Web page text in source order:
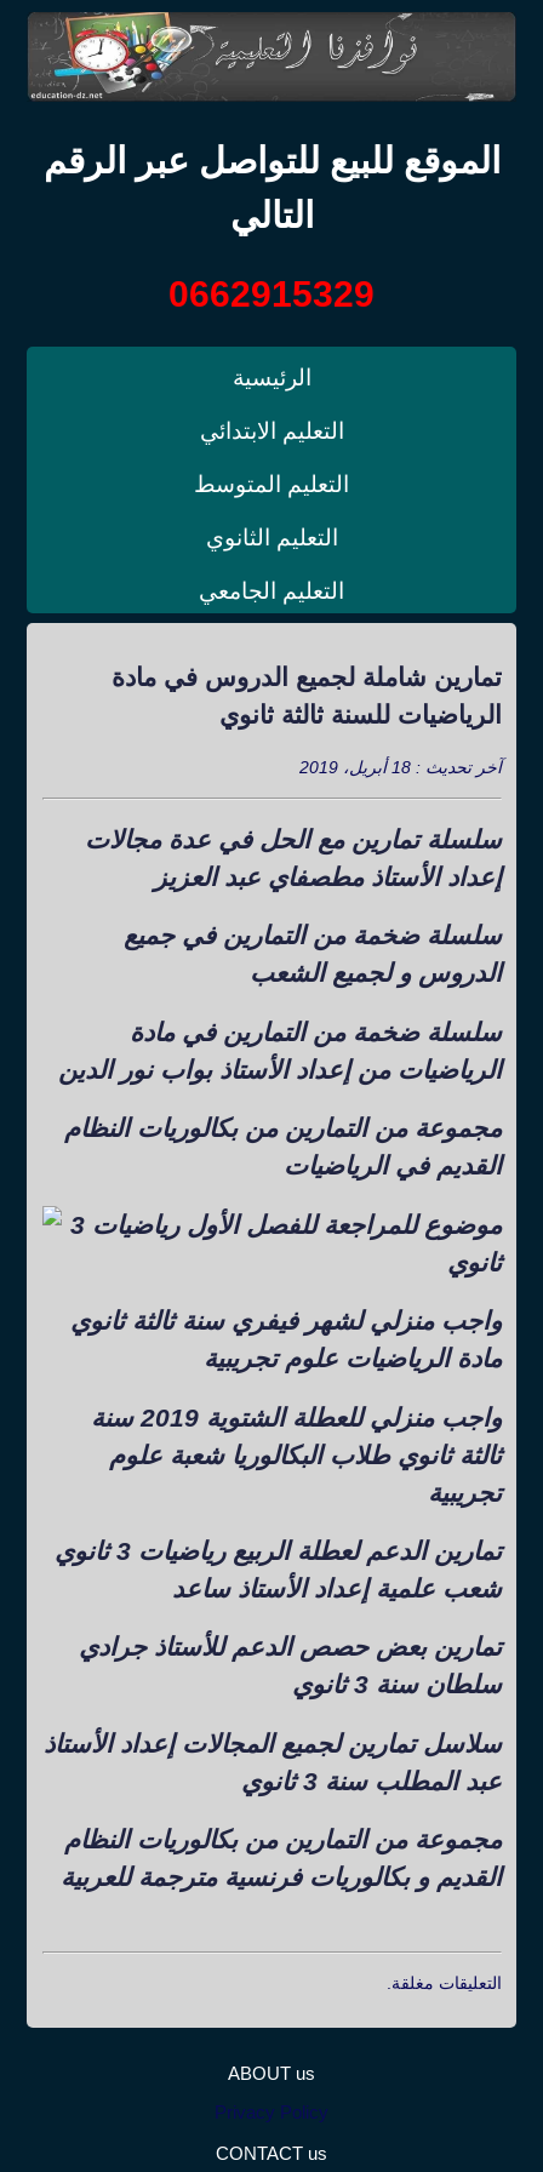
الموقع للبيع للتواصل عبر الرقم
التالي
0662915329
الرئيسية
التعليم الابتدائي
التعليم المتوسط
التعليم الثانوي
التعليم الجامعي
تمارين شاملة لجميع الدروس في مادة
الرياضيات للسنة ثالثة ثانوي
آخر تحديث : 18 أبريل، 2019
سلسلة تمارين مع الحل في عدة مجالات
إعداد الأستاذ مطصفاي عبد العزيز
سلسلة ضخمة من التمارين في جميع
الدروس و لجميع الشعب
سلسلة ضخمة من التمارين في مادة
الرياضيات من إعداد الأستاذ بواب نور الدين
مجموعة من التمارين من بكالوريات النظام
القديم في الرياضيات
موضوع للمراجعة للفصل الأول رياضيات 3
ثانوي
واجب منزلي لشهر فيفري سنة ثالثة ثانوي
مادة الرياضيات علوم تجريبية
واجب منزلي للعطلة الشتوية 2019 سنة
ثالثة ثانوي طلاب البكالوريا شعبة علوم
تجريبية
تمارين الدعم لعطلة الربيع رياضيات 3 ثانوي
شعب علمية إعداد الأستاذ ساعد
تمارين بعض حصص الدعم للأستاذ جرادي
سلطان سنة 3 ثانوي
سلاسل تمارين لجميع المجالات إعداد الأستاذ
عبد المطلب سنة 3 ثانوي
مجموعة من التمارين من بكالوريات النظام
القديم و بكالوريات فرنسية مترجمة للعربية
التعليقات مغلقة.
ABOUT us
Privacy Policy
CONTACT us